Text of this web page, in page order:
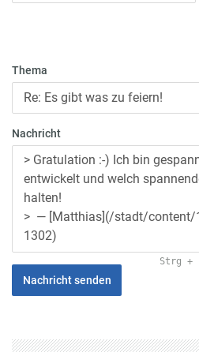
Thema
Nachricht
Strg +
Nachricht senden